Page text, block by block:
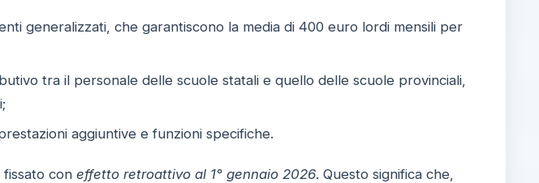
generalizzati, che garantiscono la media di 400 euro lordi mensili per
tra il personale delle scuole statali e quello delle scuole provinciali,
aggiuntive e funzioni specifiche.
con effetto retroattivo al 1° gennaio 2026. Questo significa che,